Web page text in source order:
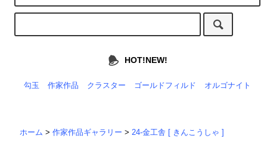
HOT!NEW!
勾玉 作家作品 クラスター ゴールドフィルド オルゴナイト
ホーム >作家作品ギャラリー >24-金工舎 [ きんこうしゃ ]